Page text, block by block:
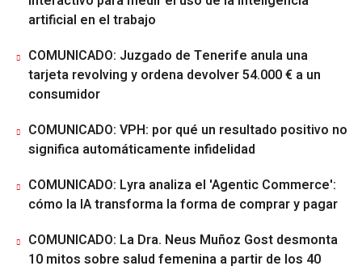
artificial en el trabajo
COMUNICADO: Juzgado de Tenerife anula una
tarjeta revolving y ordena devolver 54.000 € a un
consumidor
COMUNICADO: VPH: por qué un resultado positivo no
significa automáticamente infidelidad
COMUNICADO: Lyra analiza el 'Agentic Commerce':
cómo la IA transforma la forma de comprar y pagar
COMUNICADO: La Dra. Neus Muñoz Gost desmonta
10 mitos sobre salud femenina a partir de los 40